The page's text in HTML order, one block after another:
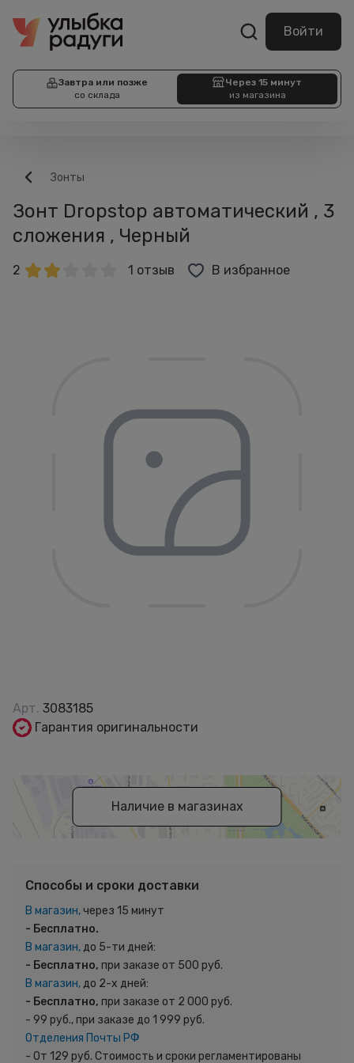
Войти
Завтра или позже
со склада
Через 15 минут
из магазина
Зонты
Зонт Dropstop автоматический , 3
сложения , Черный
2 1 отзыв В избранное
Арт. 3083185
Гарантия оригинальности
Наличие в магазинах
Способы и сроки доставки
В магазин,через 15 минут
- Бесплатно.
В магазин,до 5-ти дней:
- Бесплатно, при заказе от 500 руб.
В магазин,до 2-х дней:
- Бесплатно, при заказе от 2 000 руб.
- 99 руб., при заказе до 1 999 руб.
Отделения Почты РФ
- От 129 руб. Стоимость и сроки регламентированы